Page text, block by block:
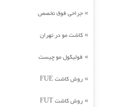
» جراحی فوق تخصص
» کاشت مو در تهران
» فولیکول مو چیست
» روش کاشت FUE
» روش کاشت FUT